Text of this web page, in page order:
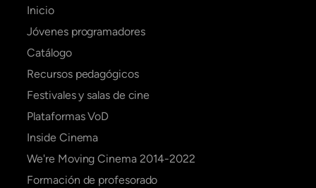
Main
navigation
Inicio
Jóvenes programadores
Catálogo
Recursos pedagógicos
Festivales y salas de cine
Plataformas VoD
Inside Cinema
We're Moving Cinema 2014-2022
Formación de profesorado